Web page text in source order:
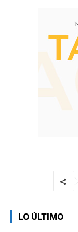
LO ÚLTIMO